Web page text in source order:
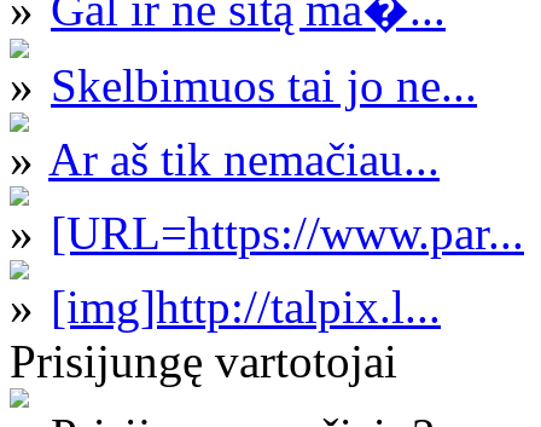
Skelbimuos tai jo ne...
Ar aš tik nemačiau...
[URL=https://www.par...
[img]http://talpix.l...
Prisijungę vartotojai